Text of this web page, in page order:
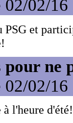
02/16
et
pour ne
02/16
l'heure d'été!